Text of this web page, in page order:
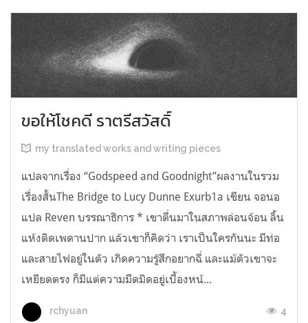
ขอให้โชคดี ราตรีสวัสดิ์
my translated works and writing pieces
แปลจากเรื่อง “Godspeed and Goodnight”ผลงานในรวม
เรื่องสั้นThe Bridge to Lucy Dunne Exurb1a เขียน จอนอ
แปล Reven บรรณาธิการ * เขาตื่นมาในสภาพล่อนจ้อน ลิ้น
แห้งติดเพดานปาก แล้วเขาก็คิดว่า เราเป็นใครกันนะ มีท่อ
และสายไฟอยู่ในตัว เกิดความรู้สึกอยากฉี่ และแม้ตัวเขาจะ
เหยียดตรง ก็มีแต่ความมืดมิดอยู่เบื้องหน้...
rchyuan 4